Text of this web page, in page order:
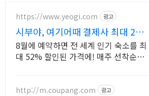
https://www.yeogi.com 광고
시부야, 여기어때 결제사 최대 2만
원 추가할인
8월에 예약하면 전 세계 인기 숙소를 최
대 52% 할인된 가격에! 매주 선착순
http://m.coupang.com 광고